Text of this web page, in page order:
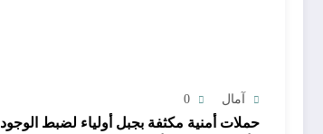
آمال 0
حملات أمنية مكثفة بجبل أولياء لضبط الوجود